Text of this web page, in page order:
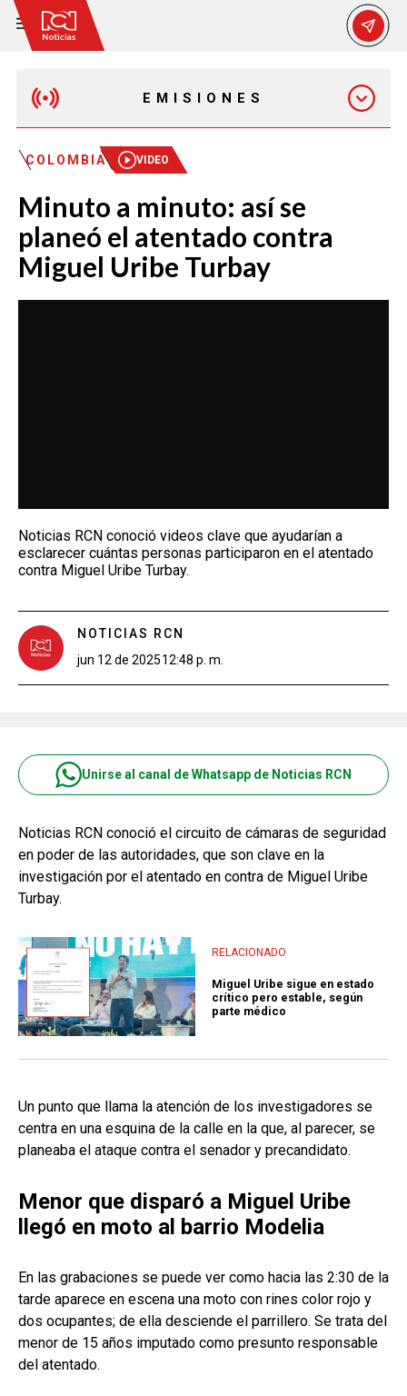
EMISIONES
EMISIÓN 12:30 PM
EMISIÓN 7:00 PM
COLOMBIA VIDEO
Minuto a minuto: así se
planeó el atentado contra
Miguel Uribe Turbay
Noticias RCN conoció videos clave que ayudarían a
esclarecer cuántas personas participaron en el atentado
contra Miguel Uribe Turbay.
NOTICIAS RCN
jun 12 de 202512:48 p. m.
Unirse al canal de Whatsapp de Noticias RCN
Noticias RCN conoció el circuito de cámaras de seguridad
en poder de las autoridades, que son clave en la
investigación por el atentado en contra de Miguel Uribe
Turbay.
RELACIONADO
Miguel Uribe sigue en estado
crítico pero estable, según
parte médico
Un punto que llama la atención de los investigadores se
centra en una esquina de la calle en la que, al parecer, se
planeaba el ataque contra el senador y precandidato.
Menor que disparó a Miguel Uribe
llegó en moto al barrio Modelia
En las grabaciones se puede ver como hacia las 2:30 de la
tarde aparece en escena una moto con rines color rojo y
dos ocupantes; de ella desciende el parrillero. Se trata del
menor de 15 años imputado como presunto responsable
del atentado.